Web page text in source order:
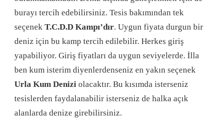
burayı tercih edebilirsiniz. Tesis bakımından tek
seçenek T.C.D.D Kampı’dır. Uygun fiyata durgun bir
deniz için bu kamp tercih edilebilir. Herkes giriş
yapabiliyor. Giriş fiyatları da uygun seviyelerde. İlla
ben kum isterim diyenlerdenseniz en yakın seçenek
Urla Kum Denizi olacaktır. Bu kısımda isterseniz
tesislerden faydalanabilir isterseniz de halka açık
alanlarda denize girebilirsiniz.